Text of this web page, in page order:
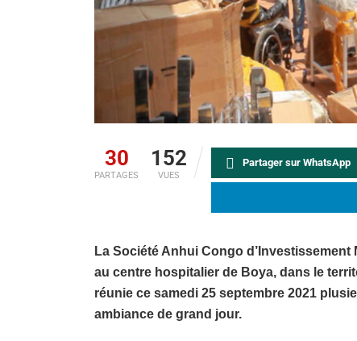
30
PARTAGES
152
VUES
Partager sur WhatsApp
La Société Anhui Congo
au centre hospitalier de Boya, dans le
réunie ce samedi 25 septembre 2021
ambiance de grand jour.